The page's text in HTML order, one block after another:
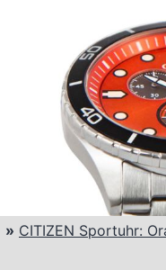
» CITIZEN Sportuhr: